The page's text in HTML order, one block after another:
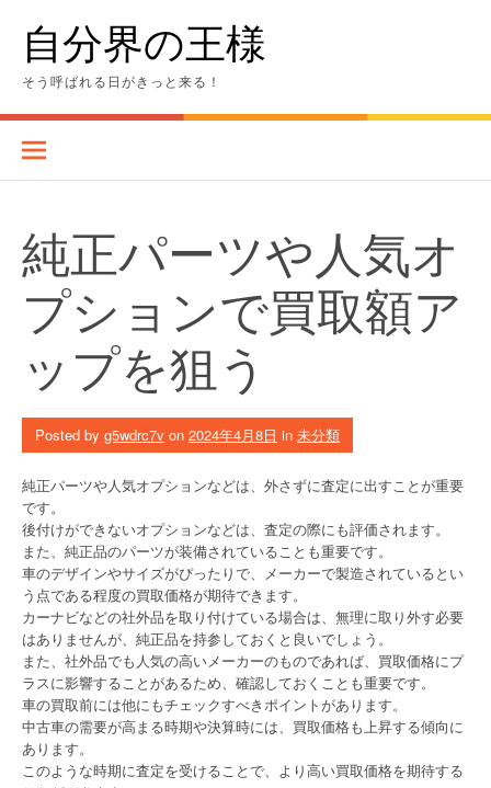
content自分界の王様
そう呼ばれる日がきっと来る！
純正パーツや人気オ
プションで買取額ア
ップを狙う
Posted by g5wdrc7v on 2024年4月8日 in 未分類
純正パーツや人気オプションなどは、外さずに査定に出すことが重要
です。
後付けができないオプションなどは、査定の際にも評価されます。
また、純正品のパーツが装備されていることも重要です。
車のデザインやサイズがぴったりで、メーカーで製造されているとい
う点である程度の買取価格が期待できます。
カーナビなどの社外品を取り付けている場合は、無理に取り外す必要
はありませんが、純正品を持参しておくと良いでしょう。
また、社外品でも人気の高いメーカーのものであれば、買取価格にプ
ラスに影響することがあるため、確認しておくことも重要です。
車の買取前には他にもチェックすべきポイントがあります。
中古車の需要が高まる時期や決算時には、買取価格も上昇する傾向に
あります。
このような時期に査定を受けることで、より高い買取価格を期待する